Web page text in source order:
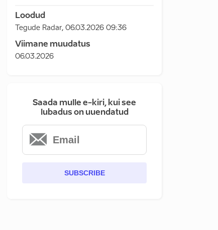
Loodud
Tegude Radar, 06.03.2026 09:36
Viimane muudatus
06.03.2026
Saada mulle e-kiri, kui see
lubadus on uuendatud
SUBSCRIBE